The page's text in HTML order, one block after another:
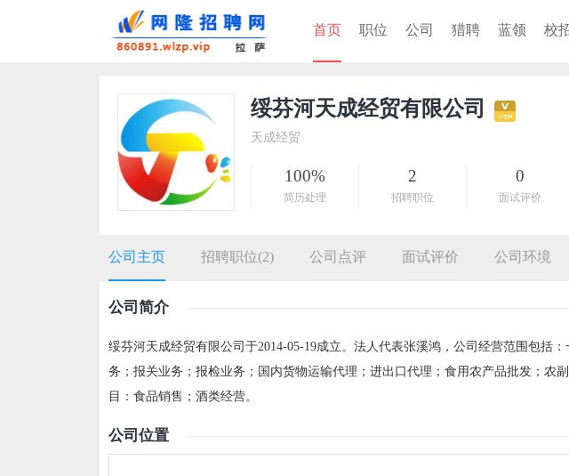
首页 职位 公司 猎聘 蓝领 校
绥芬河天成经贸有限公司
天成经贸
100%
简历处理
2
招聘职位
0
面试评价
公司主页 招聘职位(2) 公司点评 面试评价 公司环境
公司简介
绥芬河天成经贸有限公司于2014-05-19成立。法人代表张溪鸿，公司经营范围包括
务；报关业务；报检业务；国内货物运输代理；进出口代理；食用农产品批发；农
目：食品销售；酒类经营。
公司位置